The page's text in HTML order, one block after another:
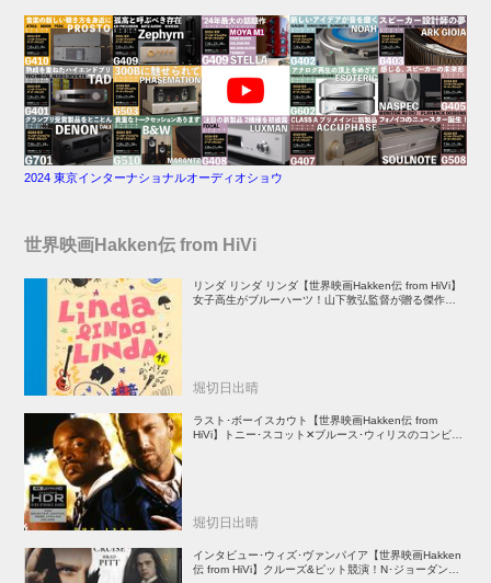
2024 東京インターナショナルオーディオショウ
世界映画Hakken伝 from HiVi
リンダ リンダ リンダ【世界映画Hakken伝 from HiVi】
女子高生がブルーハーツ！山下敦弘監督が贈る傑作青春
堀切日出晴
ラスト･ボーイスカウト【世界映画Hakken伝 from
HiVi】トニー･スコット✕ブルース･ウィリスのコンビが
堀切日出晴
インタビュー･ウィズ･ヴァンパイア【世界映画Hakken
伝 from HiVi】クルーズ&ピット競演！N･ジョーダン監